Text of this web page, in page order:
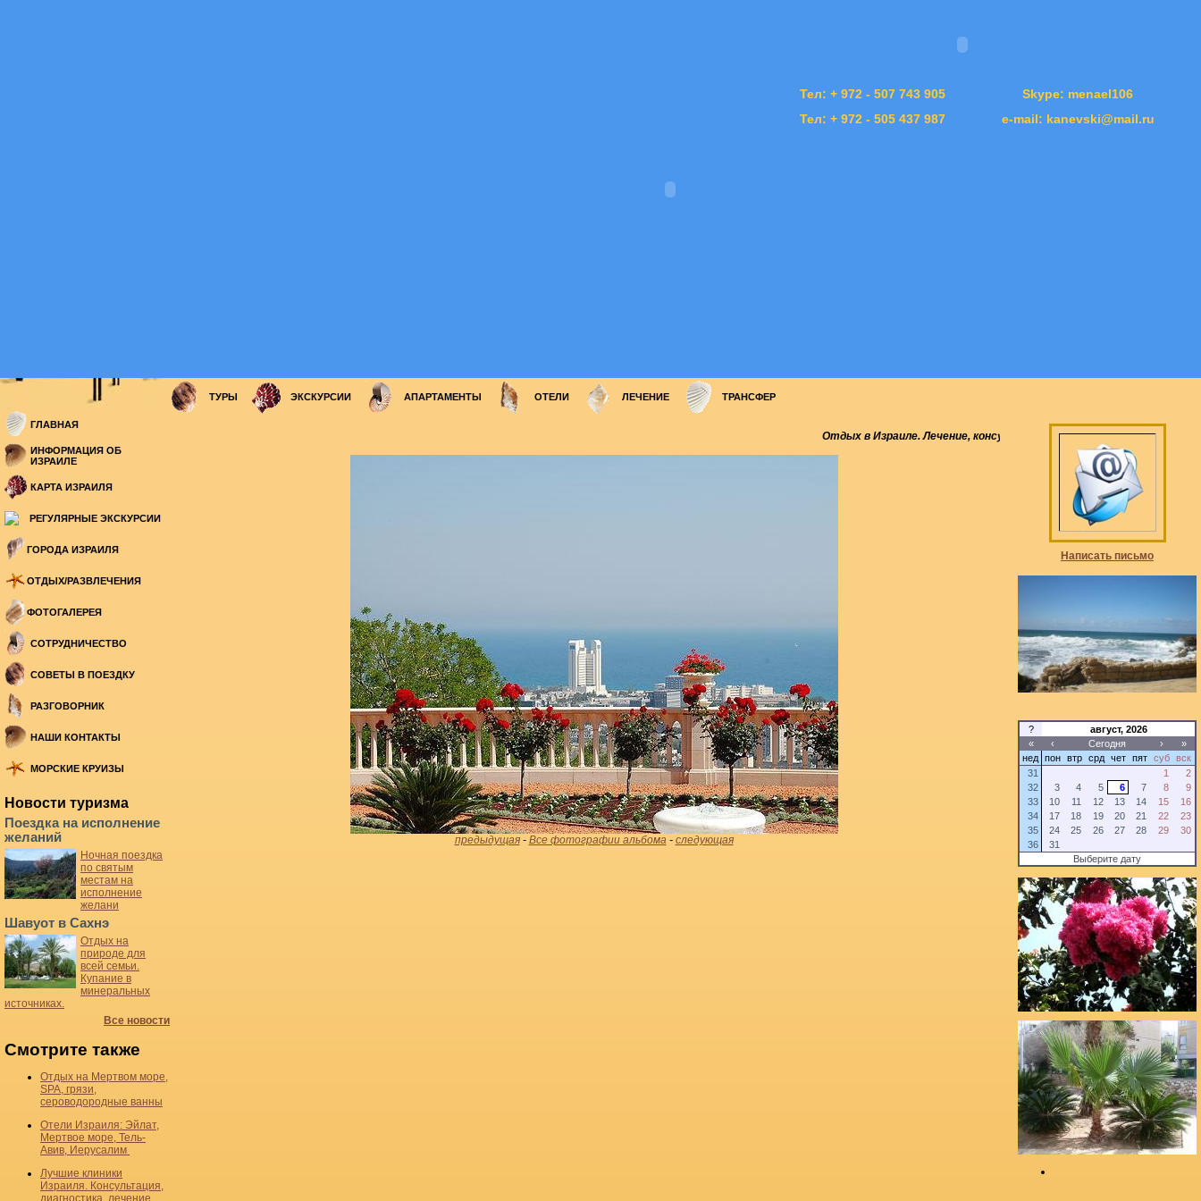
Тел: + 972 - 507 743 905
Тел: + 972 - 505 437 987
Skype: menael106
e-mail: kanevski@mail.ru
ТУРЫ ЭКСКУРСИИ АПАРТАМЕНТЫ ОТЕЛИ ЛЕЧЕНИЕ ТРАНСФЕР
ГЛАВНАЯ
ИНФОРМАЦИЯ ОБ
ИЗРАИЛЕ
КАРТА ИЗРАИЛЯ
РЕГУЛЯРНЫЕ ЭКСКУРСИИ
ГОРОДА ИЗРАИЛЯ
ОТДЫХ/РАЗВЛЕЧЕНИЯ
ФОТОГАЛЕРЕЯ
СОТРУДНИЧЕСТВО
СОВЕТЫ В ПОЕЗДКУ
РАЗГОВОРНИК
НАШИ КОНТАКТЫ
МОРСКИЕ КРУИЗЫ
Новости туризма
Поездка на исполнение
желаний
Ночная поездка
по святым
местам на
исполнение
желани
Шавуот в Сахнэ
Отдых на
природе для
всей семьи.
Купание в
минеральных
источниках.
Все новости
Смотрите также
Отдых на Мертвом море,
SPA, грязи,
сероводородные ванны
Отели Израиля: Эйлат,
Мертвое море, Тель-
Авив, Иерусалим
Лучшие клиники
Израиля. Консультация,
диагностика, лечение
Отдых в Израиле. Лечение, консультации, диагностика в клиниках
предыдущая- Все фотографии альбома - следующая
Написать письмо
?
август, 2026
«
‹ Сегодня ›
»
нед
пон втр срд чет пят суб
вск
31
1
2
32
3 4 5 6 7 8
9
33
10 11 12 13 14 15
16
34
17 18 19 20 21 22
23
35
24 25 26 27 28 29
30
36
31
Выберите дату